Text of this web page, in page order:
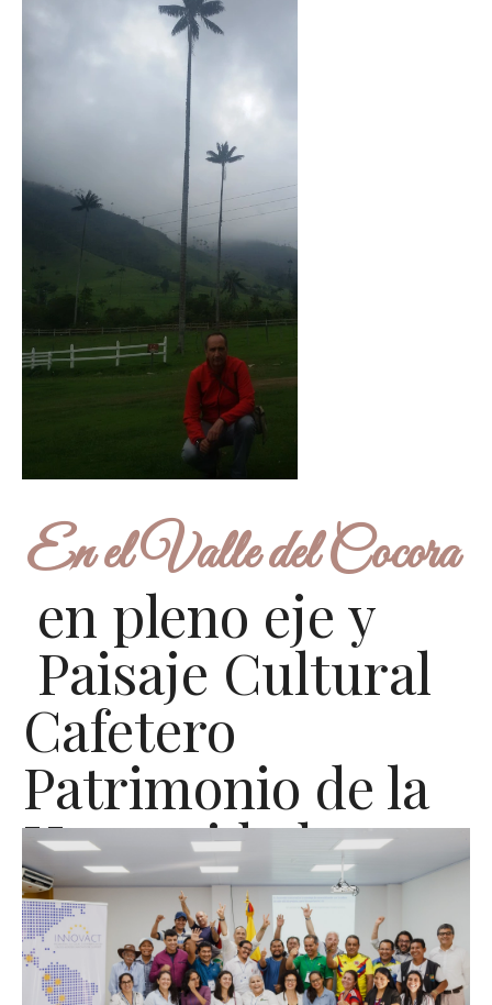
En el Valle del Cocora
en pleno eje y
Paisaje Cultural
Cafetero
Patrimonio de la
Humanidad